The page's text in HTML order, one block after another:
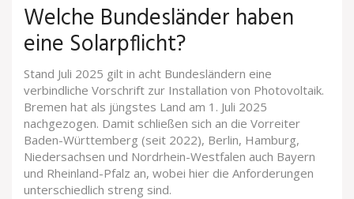
Welche Bundesländer haben
eine Solarpflicht?
Stand Juli 2025 gilt in acht Bundesländern eine
verbindliche Vorschrift zur Installation von Photovoltaik.
Bremen hat als jüngstes Land am 1. Juli 2025
nachgezogen. Damit schließen sich an die Vorreiter
Baden-Württemberg (seit 2022), Berlin, Hamburg,
Niedersachsen und Nordrhein-Westfalen auch Bayern
und Rheinland-Pfalz an, wobei hier die Anforderungen
unterschiedlich streng sind.